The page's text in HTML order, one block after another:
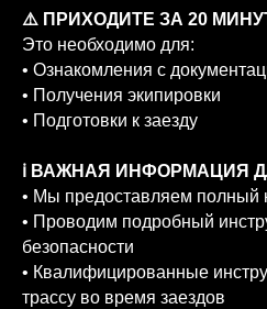
⚠️ ПРИХОДИТЕ ЗА 20
Это необходимо для:
• Ознакомления с
• Получения экипировки
• Подготовки к заезду
ℹ️ ВАЖНАЯ ИНФОРМАЦИЯ
• Мы предоставляем полный
• Проводим подробный
безопасности
• Квалифицированные
трассу во время заездов